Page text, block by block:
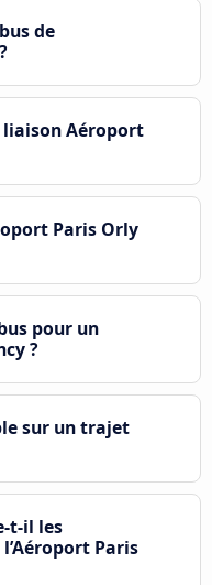
de
Aéroport
Paris Orly
pour un
?
sur un trajet
t-il les
Paris